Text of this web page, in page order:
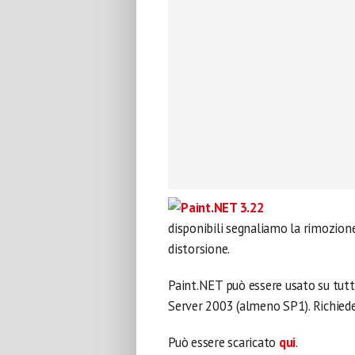
disponibili segnaliamo la
distorsione.
Paint.NET può essere usato su
Server 2003 (almeno SP1).
Può essere scaricato qui.